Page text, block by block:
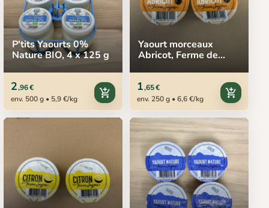
P'tits Yaourts 0%
Nature BIO, 4 x 125 g
2,96 €
env. 500 g • 5,9 €/kg
add_shopping_cart
Yaourt morceaux
Abricot, Ferme de
1,65 €
env. 250 g • 6,6 €/kg
add_shopping_cart